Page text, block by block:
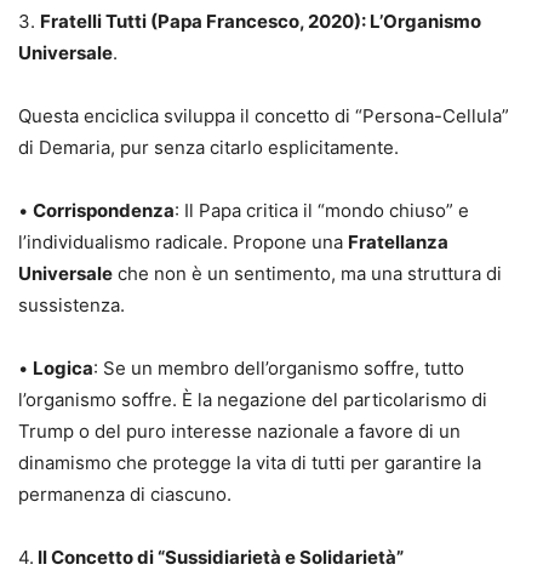
3. Fratelli Tutti (Papa Francesco, 2020): L’Organismo
Universale.
Questa enciclica sviluppa il concetto di “Persona-Cellula”
di Demaria, pur senza citarlo esplicitamente.
• Corrispondenza: Il Papa critica il “mondo chiuso” e
l’individualismo radicale. Propone una Fratellanza
Universale che non è un sentimento, ma una struttura di
sussistenza.
• Logica: Se un membro dell’organismo soffre, tutto
l’organismo soffre. È la negazione del particolarismo di
Trump o del puro interesse nazionale a favore di un
dinamismo che protegge la vita di tutti per garantire la
permanenza di ciascuno.
4. Il Concetto di “Sussidiarietà e Solidarietà”